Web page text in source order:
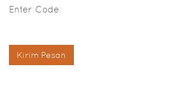
Enter Code
Kirim Pesan